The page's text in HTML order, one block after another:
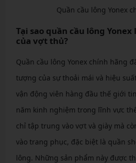
Quần cầu lông Yonex
Tại sao quần cầu lông Yonex
của vợt thủ?
Quần cầu lông Yonex chính hãng
tượng của sự thoải mái và hiệu
vận động viên hàng đầu thế giới
năm kinh nghiệm trong lĩnh vực
chỉ tập trung vào vợt và giày mà
vào trang phục, đặc biệt là quần
lông. Những sản phẩm này được